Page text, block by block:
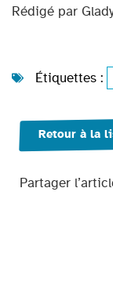
Rédigé par
Étiquettes :
Retour à la
Partager